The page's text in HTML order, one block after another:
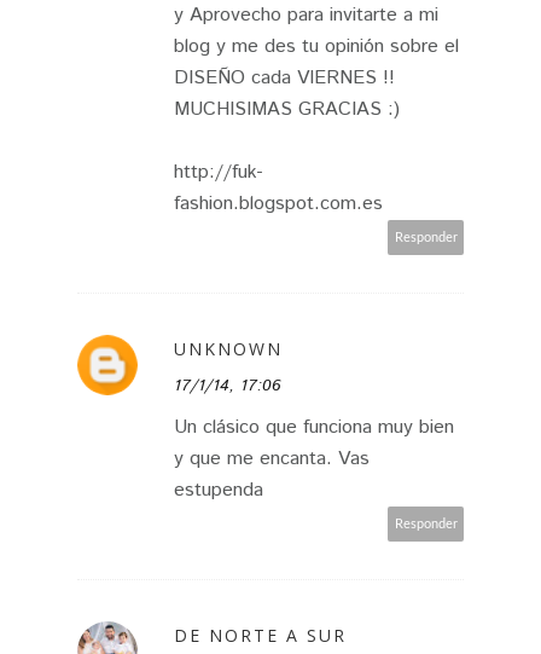
y Aprovecho para invitarte a mi
blog y me des tu opinión sobre el
DISEÑO cada VIERNES !!
MUCHISIMAS GRACIAS :)
http://fuk-
fashion.blogspot.com.es
Responder
UNKNOWN
17/1/14, 17:06
Un clásico que funciona muy bien
y que me encanta. Vas
estupenda
Responder
DE NORTE A SUR